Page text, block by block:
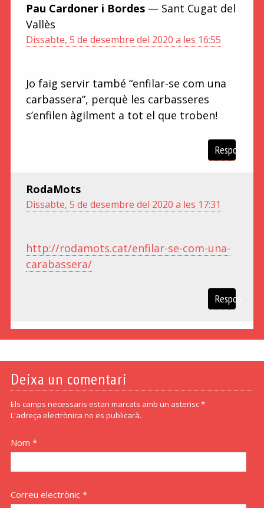
Pau Cardoner i Bordes — Sant Cugat del
Vallès
Dissabte, 5 de desembre del 2020 a les 16:55
Jo faig servir també “enfilar-se com una
carbassera”, perquè les carbasseres
s’enfilen àgilment a tot el que troben!
Respon
RodaMots
Dissabte, 5 de desembre del 2020 a les 17:31
http://rodamots.cat/enfilar-se-com-una-
carabassera/
Respon
Deixa un comentari
Els camps necessaris estan marcats amb un asterisc *
L'adreça electrònica no es publicarà.
Nom *
Correu electrònic *